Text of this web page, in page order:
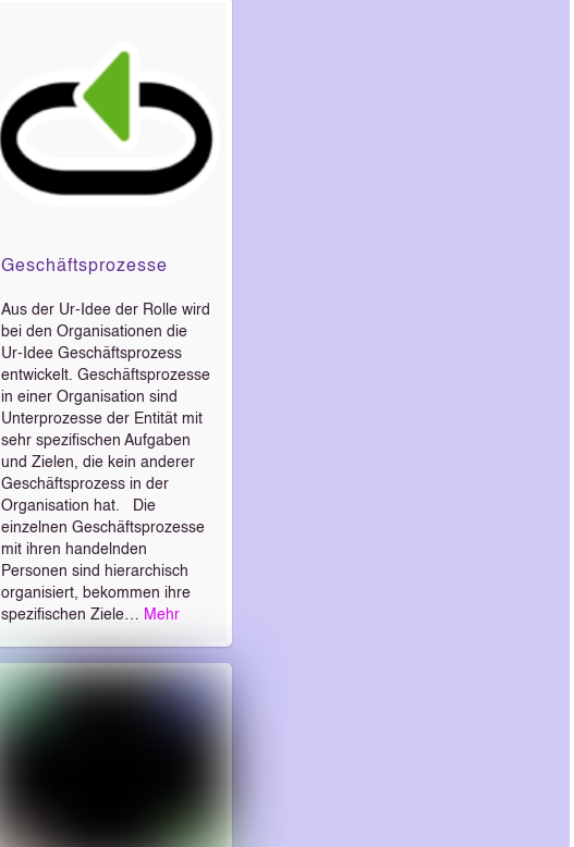
Geschäftsprozesse
Aus der Ur-Idee der Rolle wird
bei den Organisationen die
Ur-Idee Geschäftsprozess
entwickelt. Geschäftsprozesse
in einer Organisation sind
Unterprozesse der Entität mit
sehr spezifischen Aufgaben
und Zielen, die kein anderer
Geschäftsprozess in der
Organisation hat. Die
einzelnen Geschäftsprozesse
mit ihren handelnden
Personen sind hierarchisch
organisiert, bekommen ihre
spezifischen Ziele… Mehr